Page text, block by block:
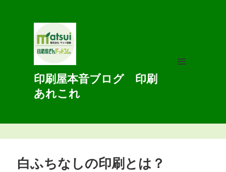
印刷屋本音ブログ 印刷
あれこれ
白ふちなしの印刷とは？